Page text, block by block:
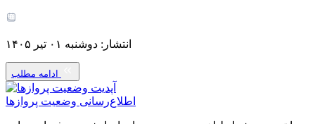
انتشار: دوشنبه ۰۱ تیر ۱۴۰۵
ادامه مطلب
اطلاع‌رسانی وضعیت پروازها